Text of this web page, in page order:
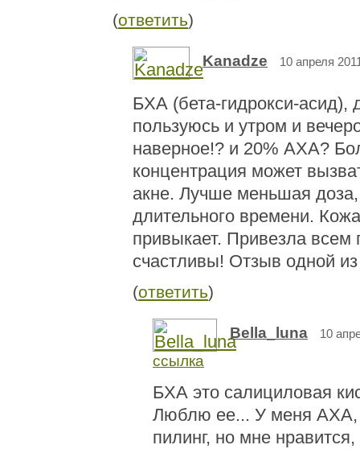
(ответить)
Kanadze 10 апреля
БХА (бета-гидрокси-асид),
пользуюсь и утром и
наверное!? и 20% АХА?
концентрация может
акне. Лучше меньшая доза,
длительного времени.
привыкает. Привезла всем
счастливы! Отзыв одной
(ответить)
Bella_luna 10
ссылка
БХА это салициловая
Люблю ее... У меня
пилинг, но мне